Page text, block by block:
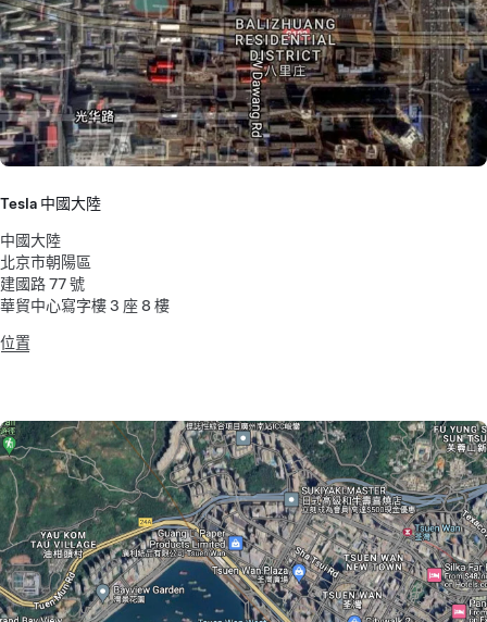
Tesla 中國大陸
中國大陸
北京市朝陽區
建國路 77 號
華貿中心寫字樓 3 座 8 樓
位置